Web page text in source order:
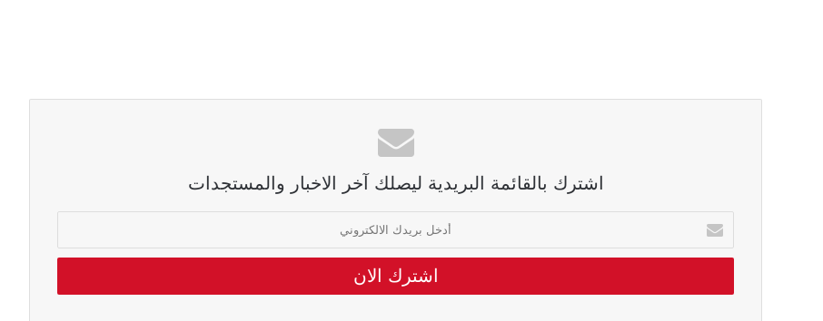
اشترك بالقائمة البريدية ليصلك آخر الاخبار والمستجدات
أدخل
بريدك
الالكتروني